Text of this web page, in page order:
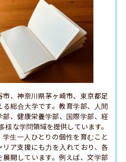
、神奈川県茅ヶ崎市、東京都足
総合大学です。教育学部、人間
、健康栄養学部、国際学部、経
様な学問領域を提供しています。
生一人ひとりの個性を育むこと
ア支援にも力を入れており、各
開しています。例えば、文学部